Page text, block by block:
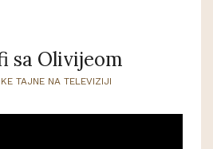
sa Olivijeom
TAJNE NA TELEVIZIJI